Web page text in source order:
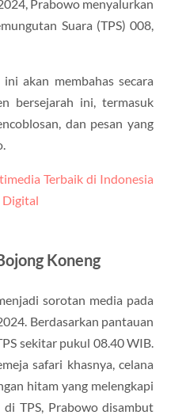
Prabowo menyalurkan
Suara (TPS) 008,
akan membahas secara
bersejarah ini, termasuk
dan pesan yang
Terbaik di Indonesia
Digital
Koneng
sorotan media pada
Berdasarkan pantauan
sekitar pukul 08.40 WIB.
safari khasnya, celana
hitam yang melengkapi
di TPS, Prabowo disambut